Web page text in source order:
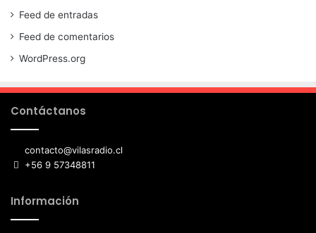
Feed de entradas
Feed de comentarios
WordPress.org
Contáctanos
contacto@vilasradio.cl
+56 9 57348811
Información